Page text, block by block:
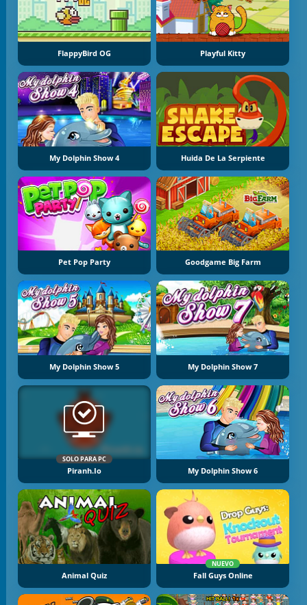
FlappyBird OG Playful Kitty
My Dolphin Show 4 Huida De La Serpiente
Pet Pop Party Goodgame Big Farm
My Dolphin Show 5 My Dolphin Show 7
SOLO PARA PC
Piranh.io My Dolphin Show 6
Animal Quiz
NUEVO
Fall Guys Online